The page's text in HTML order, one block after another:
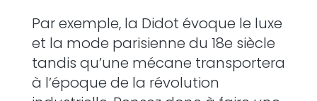
Par exemple, la Didot évoque le luxe
et la mode parisienne du 18e siècle
tandis qu’une mécane transportera
à l’époque de la révolution